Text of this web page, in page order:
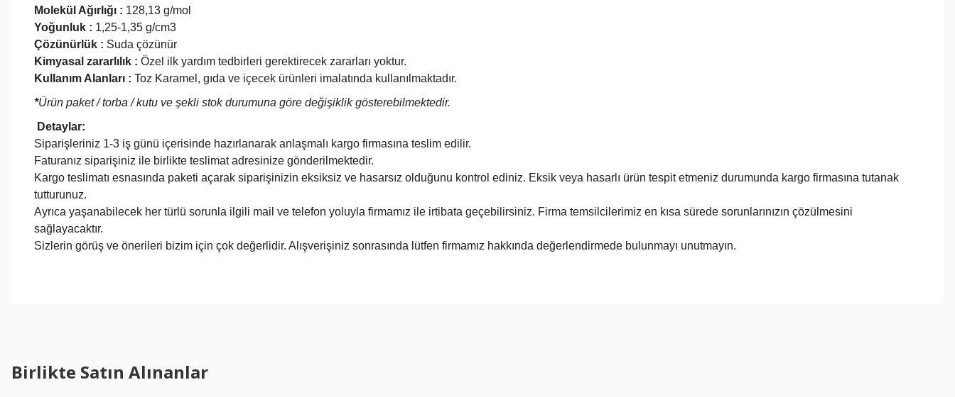
Molekül Ağırlığı : 128,13 g/mol
Yoğunluk : 1,25-1,35 g/cm3
Çözünürlük : Suda çözünür
Kimyasal zararlılık : Özel ilk yardım tedbirleri gerektirecek zararları yoktur.
Kullanım Alanları : Toz Karamel, gıda ve içecek ürünleri imalatında kullanılmaktadır.
*Ürün paket / torba / kutu ve şekli stok durumuna göre değişiklik gösterebilmektedir.
Detaylar:
Siparişleriniz 1-3 iş günü içerisinde hazırlanarak anlaşmalı kargo firmasına teslim edilir.
Faturanız siparişiniz ile birlikte teslimat adresinize gönderilmektedir.
Kargo teslimatı esnasında paketi açarak siparişinizin eksiksiz ve hasarsız olduğunu kontrol ediniz. Eksik veya hasarlı ürün tespit etmeniz durumunda kargo firmasına tutanak
tutturunuz.
Ayrıca yaşanabilecek her türlü sorunla ilgili mail ve telefon yoluyla firmamız ile irtibata geçebilirsiniz. Firma temsilcilerimiz en kısa sürede sorunlarınızın çözülmesini
sağlayacaktır.
Sizlerin görüş ve önerileri bizim için çok değerlidir. Alışverişiniz sonrasında lütfen firmamız hakkında değerlendirmede bulunmayı unutmayın.
Birlikte Satın Alınanlar